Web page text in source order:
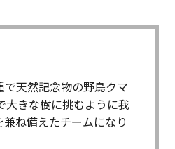
天然記念物の野鳥クマ
大きな樹に挑むように我
ね備えたチームになり